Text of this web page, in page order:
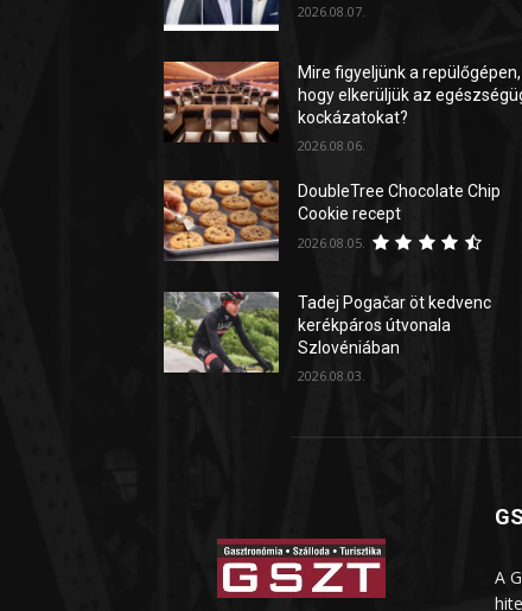
2026.08.07.
Mire figyeljünk a repülőgépen,
hogy elkerüljük az
kockázatokat?
2026.08.06.
DoubleTree Chocolate Chip
Cookie recept
2026.08.05.
Tadej Pogačar öt kedvenc
kerékpáros útvonala
Szlovéniában
2026.08.03.
A